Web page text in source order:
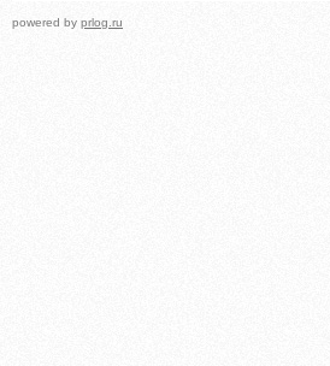
powered by prlog.ru